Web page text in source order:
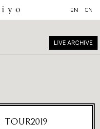
EN CN
LIVE ARCHIVE
TOUR2019